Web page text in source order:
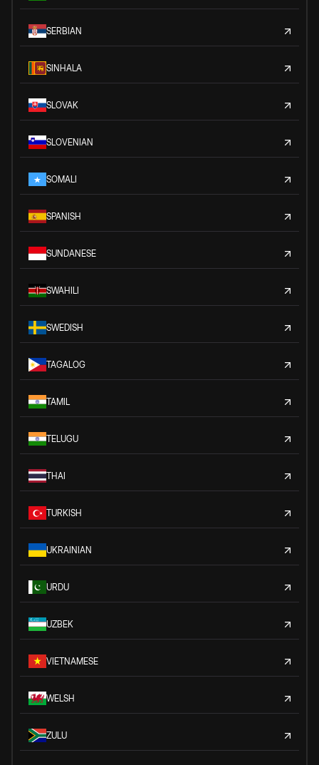
SERBIAN
SINHALA
SLOVAK
SLOVENIAN
SOMALI
SPANISH
SUNDANESE
SWAHILI
SWEDISH
TAGALOG
TAMIL
TELUGU
THAI
TURKISH
UKRAINIAN
URDU
UZBEK
VIETNAMESE
WELSH
ZULU